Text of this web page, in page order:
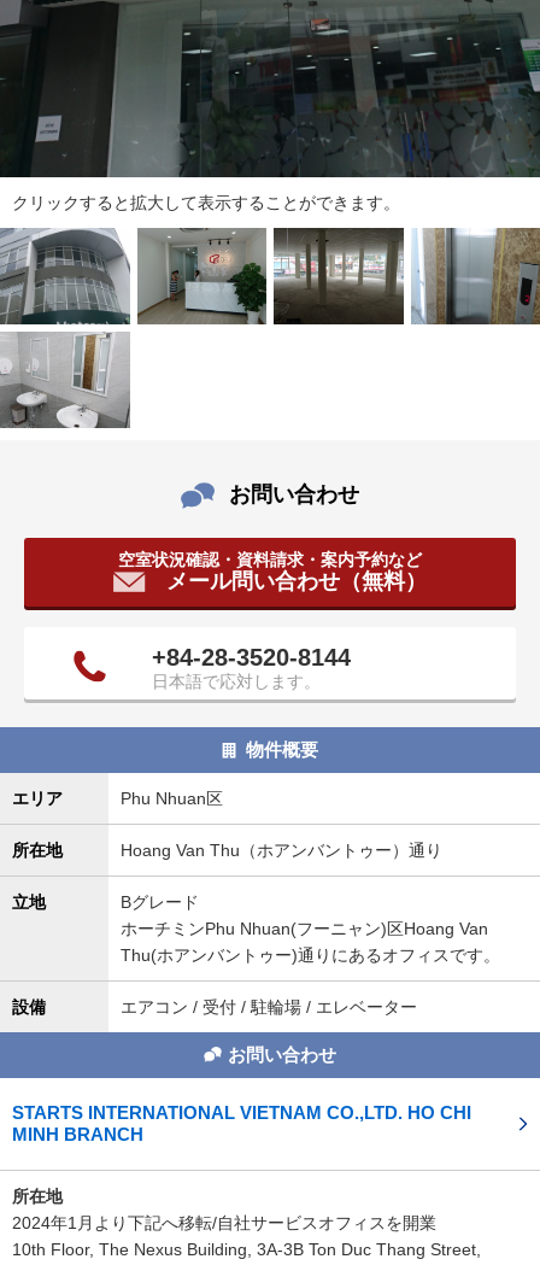
し
クリックすると拡大して表示することができます。
お問い合わせ
空室状況確認・資料請求・案内予約など
メール問い合わせ（無料）
+84-28-3520-8144
日本語で応対します。
物件概要
エリア Phu Nhuan区
所在地 Hoang Van Thu（ホアンバントゥー）通り
立地
Bグレード
ホーチミンPhu Nhuan(フーニャン)区Hoang Van
Thu(ホアンバントゥー)通りにあるオフィスです。
設備 エアコン / 受付 / 駐輪場 / エレベーター
お問い合わせ
STARTS INTERNATIONAL VIETNAM CO.,LTD. HO CHI
MINH BRANCH
所在地
2024年1月より下記へ移転/自社サービスオフィスを開業
10th Floor, The Nexus Building, 3A-3B Ton Duc Thang Street,